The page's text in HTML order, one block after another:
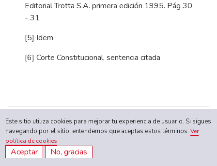
Editorial Trotta S.A. primera edición 1995. Pág 30
- 31
[5] Idem
[6] Corte Constitucional, sentencia citada
Este sitio utiliza cookies para mejorar tu experiencia de usuario. Si sigues
navegando por el sitio, entendemos que aceptas estos términos.Ver
política de cookies
Aceptar No, gracias